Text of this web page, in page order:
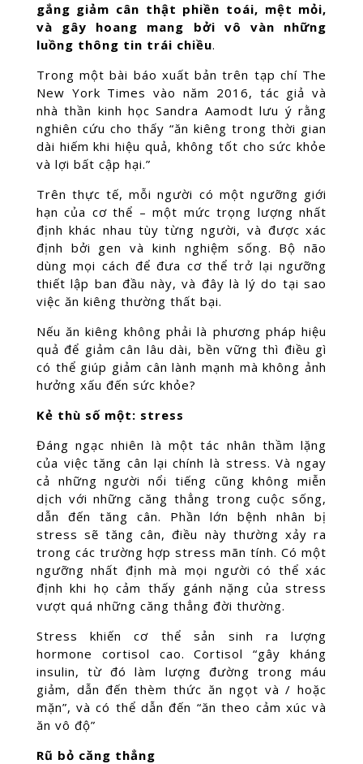
gắng giảm cân thật phiền toái, mệt mỏi,
và gây hoang mang bởi vô vàn những
luồng thông tin trái chiều.
Trong một bài báo xuất bản trên tạp chí The
New York Times vào năm 2016, tác giả và
nhà thần kinh học Sandra Aamodt lưu ý rằng
nghiên cứu cho thấy “ăn kiêng trong thời gian
dài hiếm khi hiệu quả, không tốt cho sức khỏe
và lợi bất cập hại.”
Trên thực tế, mỗi người có một ngưỡng giới
hạn của cơ thể – một mức trọng lượng nhất
định khác nhau tùy từng người, và được xác
định bởi gen và kinh nghiệm sống. Bộ não
dùng mọi cách để đưa cơ thể trở lại ngưỡng
thiết lập ban đầu này, và đây là lý do tại sao
việc ăn kiêng thường thất bại.
Nếu ăn kiêng không phải là phương pháp hiệu
quả để giảm cân lâu dài, bền vững thì điều gì
có thể giúp giảm cân lành mạnh mà không ảnh
hưởng xấu đến sức khỏe?
Kẻ thù số một: stress
Đáng ngạc nhiên là một tác nhân thầm lặng
của việc tăng cân lại chính là stress. Và ngay
cả những người nổi tiếng cũng không miễn
dịch với những căng thẳng trong cuộc sống,
dẫn đến tăng cân. Phần lớn bệnh nhân bị
stress sẽ tăng cân, điều này thường xảy ra
trong các trường hợp stress mãn tính. Có một
ngưỡng nhất định mà mọi người có thể xác
định khi họ cảm thấy gánh nặng của stress
vượt quá những căng thẳng đời thường.
Stress khiến cơ thể sản sinh ra lượng
hormone cortisol cao. Cortisol “gây kháng
insulin, từ đó làm lượng đường trong máu
giảm, dẫn đến thèm thức ăn ngọt và / hoặc
mặn”, và có thể dẫn đến “ăn theo cảm xúc và
ăn vô độ”
Rũ bỏ căng thẳng